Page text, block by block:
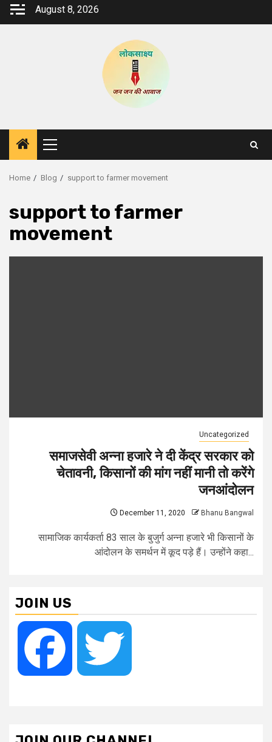
Skip
August 8, 2026
Primary
Menu
Home Blog support to farmer movement
support to farmer
movement
Uncategorized
समाजसेवी अन्ना हजारे ने दी केंद्र सरकार को
चेतावनी, किसानों की मांग नहीं मानी तो करेंगे
जनआंदोलन
December 11, 2020 Bhanu Bangwal
सामाजिक कार्यकर्ता 83 साल के बुजुर्ग अन्ना हजारे भी किसानों के
आंदोलन के समर्थन में कूद पड़े हैं। उन्होंने कहा...
JOIN US
Facebook